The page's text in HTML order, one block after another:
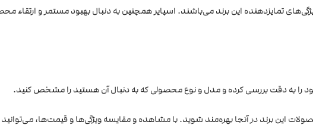
تمایزدهنده این برند می‌باشند. اسپایر همچنین به دنبال بهبود مستمر و ارتقاء
این برند در آنجا بهره‌مند شوید. با مشاهده و مقایسه ویژگی‌ها و قیمت‌ها، می‌توانید